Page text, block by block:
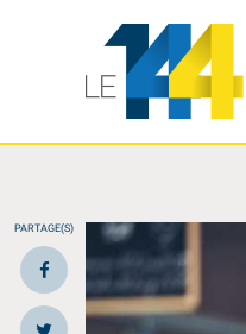
PARTAGE(S)